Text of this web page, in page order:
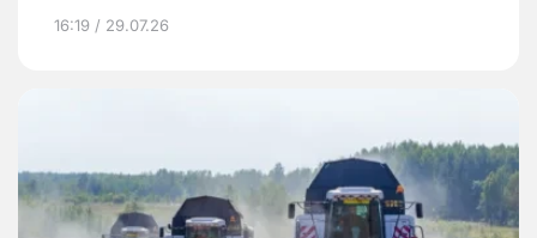
16:19 / 29.07.26